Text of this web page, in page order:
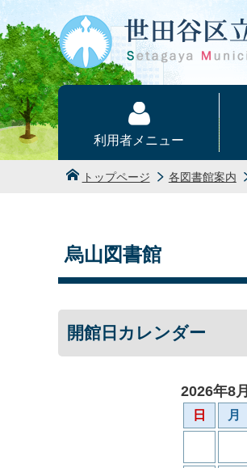
本文へ
利用者メニュー
トップページ 各図書館案内
烏山図書館
開館日カレンダー
2026年8月
日 月